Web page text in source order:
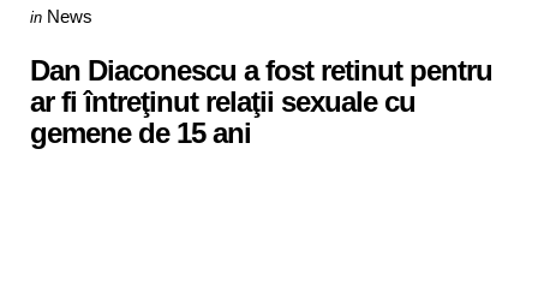
Categories
Posted
in News
Dan Diaconescu a fost retinut pentru
ar fi întreţinut relaţii sexuale cu
gemene de 15 ani